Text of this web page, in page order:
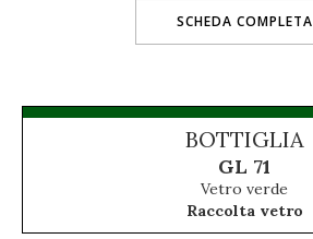
SCHEDA COMPLETA
BOTTIGLIA
GL 71
Vetro verde
Raccolta vetro